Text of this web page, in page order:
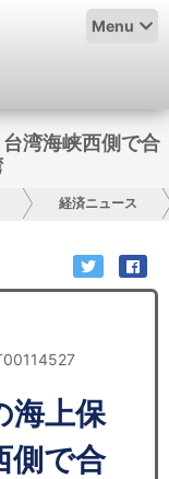
Menu
湾海峡西側で合
経済ニュース
海上保
側で合